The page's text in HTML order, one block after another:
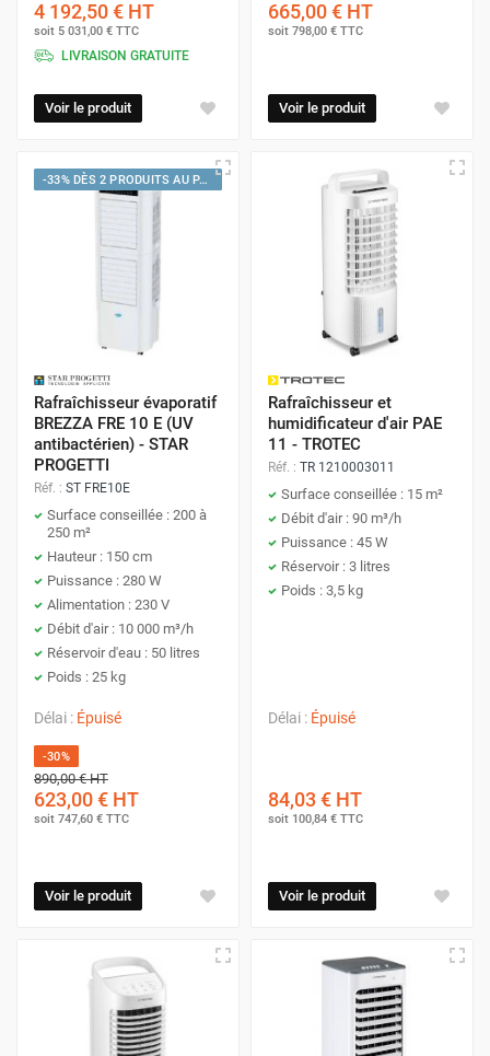
4 192,50 € HT
soit 5 031,00 € TTC
LIVRAISON GRATUITE
Voir le produit
665,00 € HT
soit 798,00 € TTC
Voir le produit
-33% DÈS 2 PRODUITS AU PANIER
Rafraîchisseur évaporatif
BREZZA FRE 10 E (UV
antibactérien) - STAR
PROGETTI
Réf. : ST FRE10E
Surface conseillée : 200 à
250 m²
Hauteur : 150 cm
Puissance : 280 W
Alimentation : 230 V
Débit d'air : 10 000 m³/h
Réservoir d'eau : 50 litres
Poids : 25 kg
Délai : Épuisé
-30%
890,00 €HT
623,00 € HT
soit 747,60 € TTC
Voir le produit
Rafraîchisseur et
humidificateur d'air PAE
11 - TROTEC
Réf. : TR 1210003011
Surface conseillée : 15 m²
Débit d'air : 90 m³/h
Puissance : 45 W
Réservoir : 3 litres
Poids : 3,5 kg
Délai : Épuisé
84,03 € HT
soit 100,84 € TTC
Voir le produit